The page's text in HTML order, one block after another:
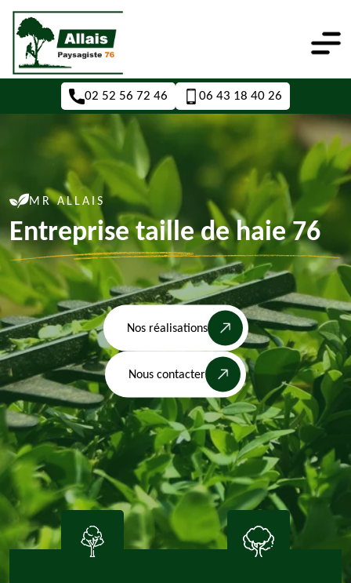
02 52 56 72 46 06 43 18 40 26
MR ALLAIS
Entreprise taille de haie 76
Nos réalisations
Nous contacter